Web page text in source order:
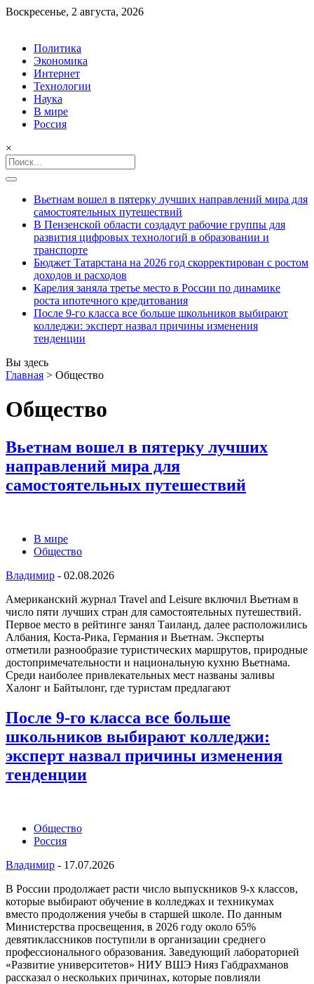
Skip
Воскресенье, 2 августа, 2026
Политика
Экономика
Интернет
Технологии
Наука
В мире
Россия
×
Search
for:
Вьетнам вошел в пятерку лучших направлений мира для
самостоятельных путешествий
В Пензенской области создадут рабочие группы для
развития цифровых технологий в образовании и
транспорте
Бюджет Татарстана на 2026 год скорректирован с ростом
доходов и расходов
Карелия заняла третье место в России по динамике
роста ипотечного кредитования
После 9-го класса все больше школьников выбирают
колледжи: эксперт назвал причины изменения
тенденции
Вы здесь
Главная > Общество
Общество
Вьетнам вошел в пятерку лучших
направлений мира для
самостоятельных путешествий
В мире
Общество
Владимир - 02.08.2026
Американский журнал Travel and Leisure включил Вьетнам в
число пяти лучших стран для самостоятельных путешествий.
Первое место в рейтинге занял Таиланд, далее расположились
Албания, Коста-Рика, Германия и Вьетнам. Эксперты
отметили разнообразие туристических маршрутов, природные
достопримечательности и национальную кухню Вьетнама.
Среди наиболее привлекательных мест названы заливы
Халонг и Байтылонг, где туристам предлагают
После 9-го класса все больше
школьников выбирают колледжи:
эксперт назвал причины изменения
тенденции
Общество
Россия
Владимир - 17.07.2026
В России продолжает расти число выпускников 9-х классов,
которые выбирают обучение в колледжах и техникумах
вместо продолжения учебы в старшей школе. По данным
Министерства просвещения, в 2026 году около 65%
девятиклассников поступили в организации среднего
профессионального образования. Заведующий лабораторией
«Развитие университетов» НИУ ВШЭ Нияз Габдрахманов
рассказал о нескольких причинах, которые повлияли